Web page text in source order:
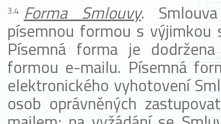
Forma Smlouvy.
písemnou formou s výjimkou
Písemná forma je
formou e-mailu. Písemná
elektronického vyhotovení
osob oprávněných